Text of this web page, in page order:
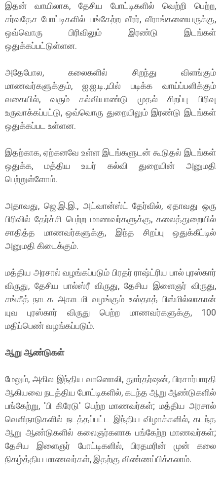
இதன் வாயிலாக, தேசிய போட்டிகளில் வெற்றி பெற்ற,
சர்வதேச போட்டிகளில் பங்கேற்ற வீரர், வீராங்கனையருக்கு,
ஒவ்வொரு பிரிவிலும் இரண்டு இடங்கள்
ஒதுக்கப்பட்டுள்ளன.
அதேபோல, கலைகளில் சிறந்து விளங்கும்
மாணவர்களுக்கும், ஐ.ஐ.டி.,யில் படிக்க வாய்ப்பளிக்கும்
வகையில், வரும் கல்வியாண்டு முதல் சிறப்பு பிரிவு
உருவாக்கப்பட்டு, ஒவ்வொரு துறையிலும் இரண்டு இடங்கள்
ஒதுக்கப்பட உள்ளன.
இதற்காக, ஏற்கனவே உள்ள இடங்களுடன் கூடுதல் இடங்கள்
ஒதுக்க, மத்திய உயர் கல்வி துறையின் அனுமதி
பெற்றுள்ளோம்.
அதாவது, ஜெ.இ.இ., அட்வான்ஸ்ட் தேர்வில், ஏதாவது ஒரு
பிரிவில் தேர்ச்சி பெற்ற மாணவர்களுக்கு, கலைத்துறையில்
சாதித்த மாணவர்களுக்கு, இந்த சிறப்பு ஒதுக்கீட்டில்
அனுமதி கிடைக்கும்.
மத்திய அரசால் வழங்கப்படும் பிரதர் ராஷ்ட்ரிய பால் புரஸ்கார்
விருது, தேசிய பால்ஸ்ரீ விருது, தேசிய இளைஞர் விருது,
சங்கீத் நாடக அகாடமி வழங்கும் உஸ்தாத் பிஸ்மில்லாகான்
யுவ புரஸ்கார் விருது பெற்ற மாணவர்களுக்கு, 100
மதிப்பெண் வழங்கப்படும்.
ஆறு ஆண்டுகள்
மேலும், அகில இந்திய வானொலி, துார்தர்ஷன், பிரசார்பாரதி
ஆகியவை நடத்திய போட்டிகளில், கடந்த ஆறு ஆண்டுகளில்
பங்கேற்று, 'பி கிரேடு' பெற்ற மாணவர்கள்; மத்திய அரசால்
வெளிநாடுகளில் நடத்தப்பட்ட இந்திய விழாக்களில், கடந்த
ஆறு ஆண்டுகளில் கலைஞர்களாக பங்கேற்ற மாணவர்கள்;
தேசிய இளைஞர் போட்டிகளில், பிரதமரின் முன் கலை
நிகழ்த்திய மாணவர்கள், இதற்கு விண்ணப்பிக்கலாம்.